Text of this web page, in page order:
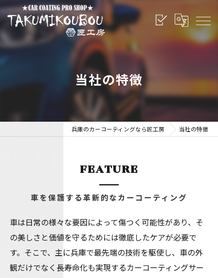
当社の特徴
兵庫のカーコーティングなら匠工房 当社の特徴
車を保護する革新的なカーコーティング
FEATURE
車は日常の様々な要因によって傷つく可能性があり、そ
の美しさと価値を守るためには徹底したケアが必要で
す。そこで、主に兵庫で最先端の技術を駆使し、車の外
観だけでなく長寿命化も実現するカーコーティングサー